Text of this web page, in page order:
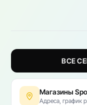
ВСЕ
Магазины
Адреса, график